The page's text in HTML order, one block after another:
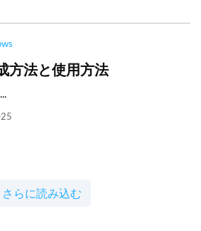
方法と使用方法
さらに読み込む